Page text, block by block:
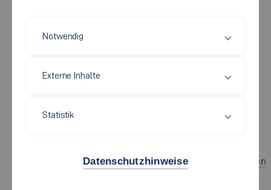
STUDIENGANG
Angewandte Informatik
Angewandte Oberflächen und Materialwissenschaften
Notwendig
Externe Inhalte
Statistik
Datenschutzhinweise